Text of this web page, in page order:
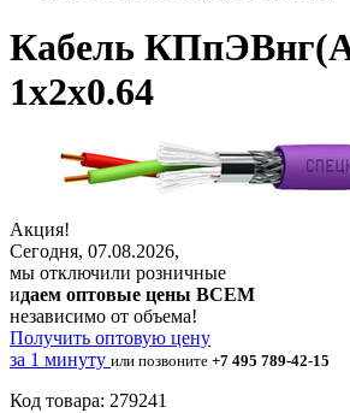
Кабель
1х2х0.64
Акция!
Сегодня, 07.08.2026,
мы отключили розничные
идаем оптовые цены ВСЕМ
независимо от объема!
Получить оптовую цену
за 1 минуту или позвоните +7 495 789-42-15
Код товара: 279241